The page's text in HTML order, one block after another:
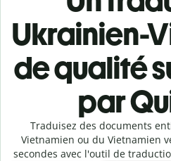
Ukrainien-
de qualité
par
Traduisez des documents
Vietnamien ou du Vietnamien
secondes avec l'outil de